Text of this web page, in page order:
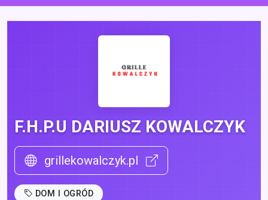
F.H.P.U DARIUSZ KOWALCZYK
grillekowalczyk.pl
DOM I OGRÓD